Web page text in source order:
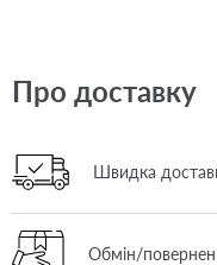
Про доставку
Швидка
Обмін/